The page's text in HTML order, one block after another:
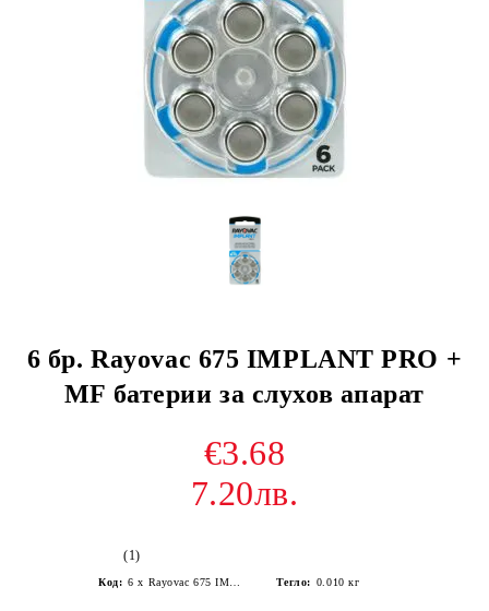
6 бр. Rayovac 675 IMPLANT PRO +
MF батерии за слухов апарат
€3.68
7.20лв.
(1)
Код: Тегло: 0.010 кг